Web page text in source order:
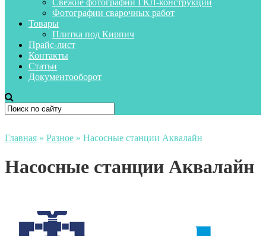
Свежие фотографии ГКЛ-конструкций
Фотографии сварочных работ
Товары
Плитка под Кирпич
Прайс-лист
Контакты
Статьи
Документооборот
Главная » Разное » Насосные станции Аквалайн
Насосные станции Аквалайн